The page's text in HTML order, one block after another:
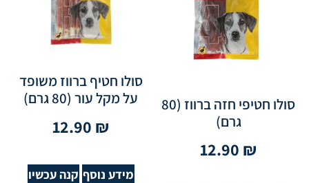
סולו חטיפי חזה ברווז (80
גרם)
12.90 ₪
סולו חטיף ברווז משופד
על מקל עור (80 גרם)
12.90 ₪
מידע נוסף קנה עכשיו